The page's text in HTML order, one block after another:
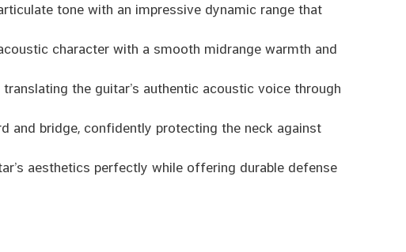
tone with an impressive dynamic range that
character with a smooth midrange warmth and
the guitar’s authentic acoustic voice through
and bridge, confidently protecting the neck against
aesthetics perfectly while offering durable defense